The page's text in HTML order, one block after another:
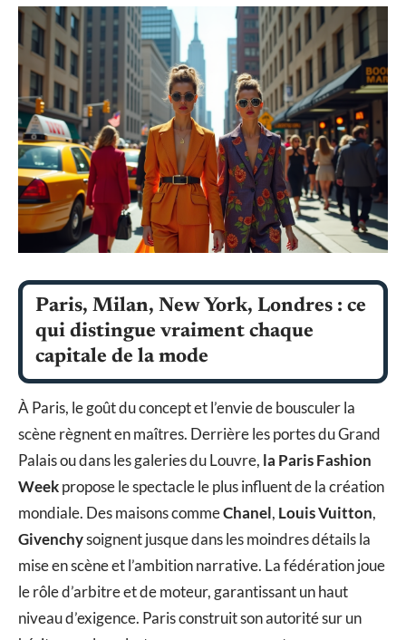
Paris, Milan, New York, Londres : ce
qui distingue vraiment chaque
capitale de la mode
À Paris, le goût du concept et l’envie de bousculer la
scène règnent en maîtres. Derrière les portes du Grand
Palais ou dans les galeries du Louvre, la Paris Fashion
Weekpropose le spectacle le plus influent de la création
mondiale. Des maisons commeChanel, Louis Vuitton,
Givenchysoignent jusque dans les moindres détails la
mise en scène et l’ambition narrative. La fédération joue
le rôle d’arbitre et de moteur, garantissant un haut
niveau d’exigence. Paris construit son autorité sur un